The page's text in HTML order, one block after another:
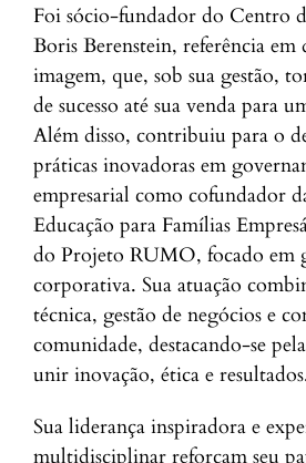
Foi sócio-fundador do Centro
Boris Berenstein, referência
imagem, que, sob sua gestão,
de sucesso até sua venda para
Além disso, contribuiu para o
práticas inovadoras em
empresarial como cofundador
Educação para Famílias
do Projeto RUMO, focado em
corporativa. Sua atuação
técnica, gestão de negócios e
comunidade, destacando-se
unir inovação, ética e
Sua liderança inspiradora e
multidisciplinar reforçam seu